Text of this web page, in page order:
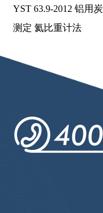
YST 63.9-2012 铝用
测定 氦比重计法